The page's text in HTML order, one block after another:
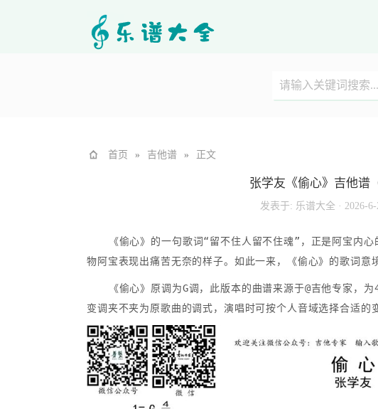
首页 » 吉他谱 » 正文
张学友《偷心》吉他谱
发表于: 乐谱大全· 2026-6-
《偷心》的一句歌词“留不住人留不住魂”，正是阿宝内
物阿宝表现出痛苦无奈的样子。如此一来，《偷心》的歌词意
《偷心》原调为G调，此版本的曲谱来源于@吉他专家，
变调夹不夹为原歌曲的调式，演唱时可按个人音域选择合适的